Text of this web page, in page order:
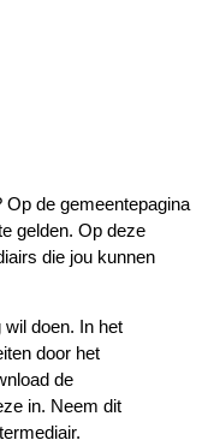
de gemeentepagina
gelden. Op deze
die jou kunnen
doen. In het
door het
de
in. Neem dit